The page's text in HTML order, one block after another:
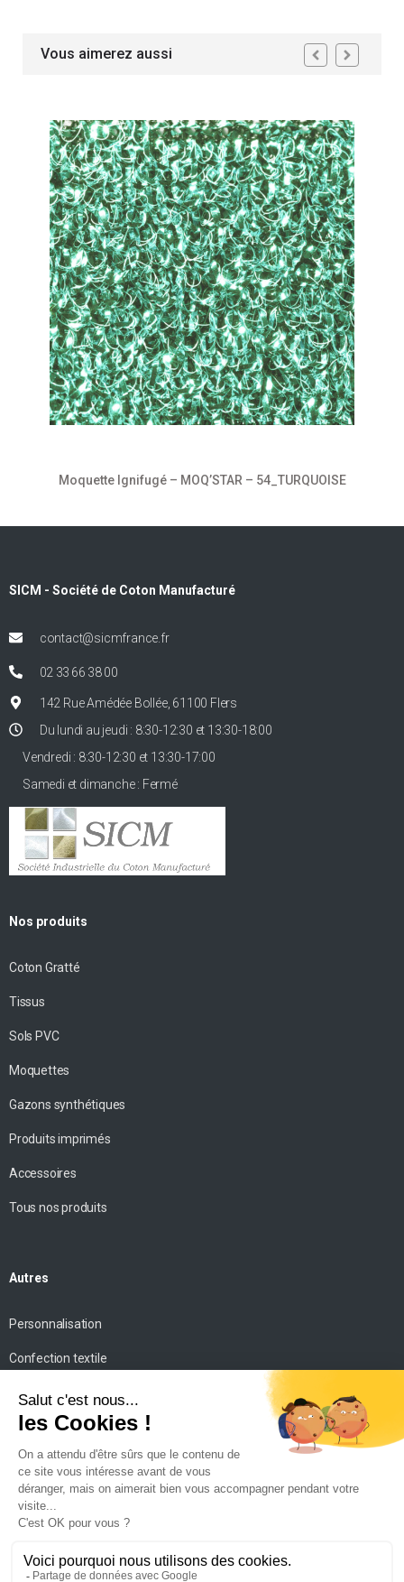
Vous aimerez aussi
Moquette Ignifugé – MOQ’STAR – 54_TURQUOISE
SICM - Société de Coton Manufacturé
contact@sicmfrance.fr
02 33 66 38 00
142 Rue Amédée Bollée, 61100 Flers
Du lundi au jeudi : 8:30-12:30 et 13:30-18:00
Vendredi : 8:30-12:30 et 13:30-17:00
Samedi et dimanche : Fermé
Nos produits
Coton Gratté
Tissus
Sols PVC
Moquettes
Gazons synthétiques
Produits imprimés
Accessoires
Tous nos produits
Autres
Personnalisation
Confection textile
Impression personnalisée
Mise en scène
Conseils
Contact